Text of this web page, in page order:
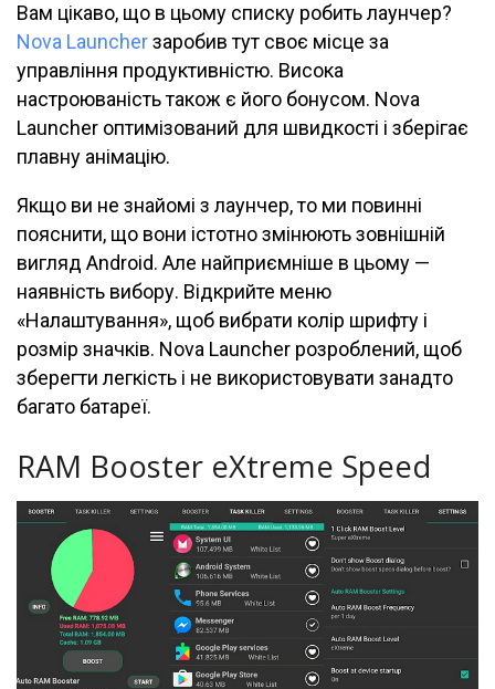
Вам цікаво, що в цьому списку робить лаунчер?
Nova Launcherзаробив тут своє місце за
управління продуктивністю. Висока
настроюваність також є його бонусом. Nova
Launcher оптимізований для швидкості і зберігає
плавну анімацію.
Якщо ви не знайомі з лаунчер, то ми повинні
пояснити, що вони істотно змінюють зовнішній
вигляд Android. Але найприємніше в цьому —
наявність вибору. Відкрийте меню
«Налаштування», щоб вибрати колір шрифту і
розмір значків. Nova Launcher розроблений, щоб
зберегти легкість і не використовувати занадто
багато батареї.
RAM Booster eXtreme Speed